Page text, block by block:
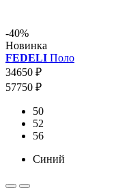
-40%
Новинка
FEDELI Поло
34650 ₽
57750 ₽
50
52
56
Синий